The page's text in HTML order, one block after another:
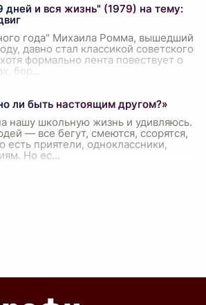
дней и вся жизнь" (1979) на тему:
года" Михаила Ромма, вышедший
давно стал классикой советского
формально лента повествует о
бор
ли быть настоящим другом?»
нашу школьную жизнь и удивляюсь.
— все бегут, смеются, ссорятся,
есть приятели, одноклассники,
Но ес...